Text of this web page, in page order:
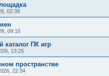
02:39
09:16
каталог ПК игр
13:25
пространстве
22:34